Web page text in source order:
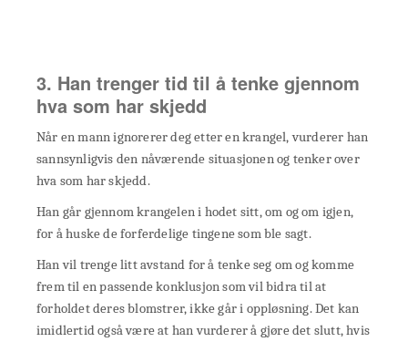
3. Han trenger tid til å tenke gjennom
hva som har skjedd
Når en mann ignorerer deg etter en krangel, vurderer han
sannsynligvis den nåværende situasjonen og tenker over
hva som har skjedd.
Han går gjennom krangelen i hodet sitt, om og om igjen,
for å huske de forferdelige tingene som ble sagt.
Han vil trenge litt avstand for å tenke seg om og komme
frem til en passende konklusjon som vil bidra til at
forholdet deres blomstrer, ikke går i oppløsning. Det kan
imidlertid også være at han vurderer å gjøre det slutt, hvis